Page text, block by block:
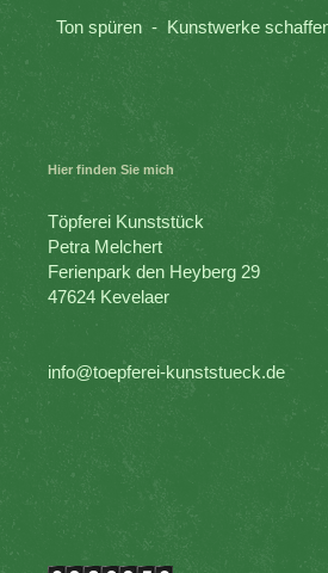
Ton spüren - Kunstwerke
Hier finden Sie mich
Töpferei Kunststück
Petra Melchert
Ferienpark den Heyberg 29
47624 Kevelaer
info@toepferei-kunststueck.de